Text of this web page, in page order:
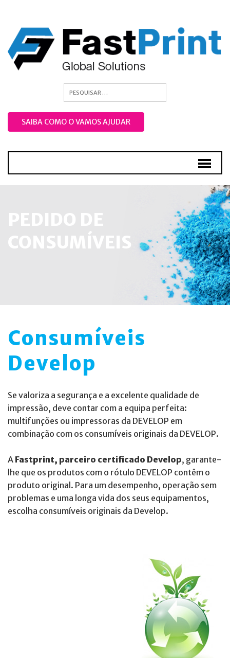
SAIBA COMO O VAMOS AJUDAR
PEDIDO DE
CONSUMÍVEIS
Consumíveis
Develop
Se valoriza a segurança e a excelente qualidade de
impressão, deve contar com a equipa perfeita:
multifunções ou impressoras da DEVELOP em
combinação com os consumíveis originais da DEVELOP.
A Fastprint, parceiro certificado Develop, garante-
lhe que os produtos com o rótulo DEVELOP contêm o
produto original. Para um desempenho, operação sem
problemas e uma longa vida dos seus equipamentos,
escolha consumíveis originais da Develop.